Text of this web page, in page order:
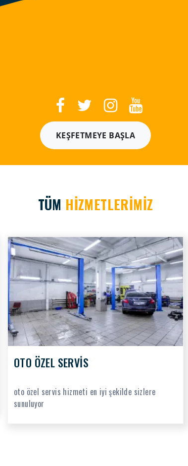
KEŞFETMEYE BAŞLA
TÜM HİZMETLERİMİZ
OTO ÖZEL SERVİS
oto özel servis hizmeti en iyi şekilde sizlere
sunuluyor